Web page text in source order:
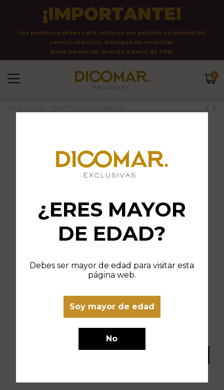
¿ERES MAYOR
DE EDAD?
Debes ser mayor de edad para visitar esta
página web.
Soy mayor de edad
No
¡IMPORTANTE!
Los pedidos pueden sufrir retrasos por período vacacional del
servicio logístico, disculpen las molestias
¡Envío peninsular gratuito a partir de 99€!
0